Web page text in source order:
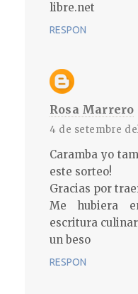
libre.net
RESPON
Rosa Marrero
4 de setembre
Caramba yo
este sorteo!
Gracias por
Me hubiera
escritura
un beso
RESPON